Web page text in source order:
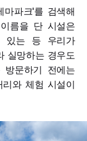
마파크'를 검색해
름을 단 시설은
있는 등 우리가
실망하는 경우도
방문하기 전에는
와 체험 시설이